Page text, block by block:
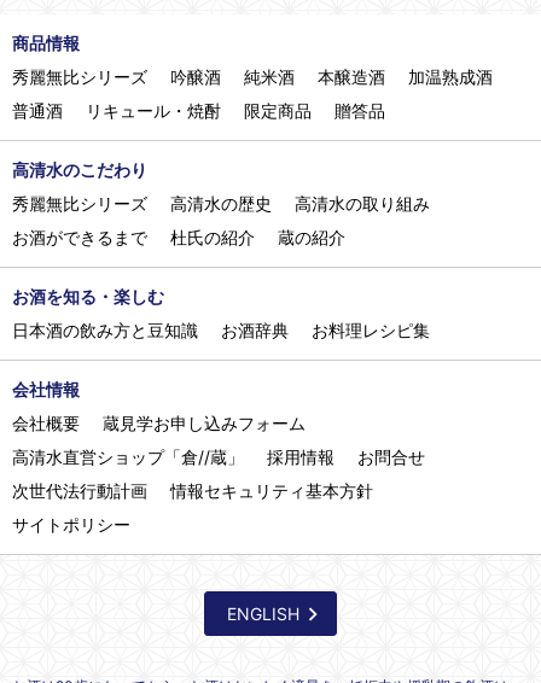
商品情報
秀麗無比シリーズ
吟醸酒 純米酒 本醸造酒
加温熟成酒
普通酒
リキュール・焼酎 限定商品 贈答品
高清水のこだわり
秀麗無比シリーズ
高清水の歴史
高清水の取り組み
お酒ができるまで
杜氏の紹介 蔵の紹介
お酒を知る・楽しむ
日本酒の飲み方と豆知識
お酒辞典 お料理レシピ集
会社情報
会社概要
蔵見学お申し込みフォーム
高清水直営ショップ「倉//蔵」
採用情報
お問合せ
次世代法行動計画
情報セキュリティ基本方針
サイトポリシー
ENGLISH